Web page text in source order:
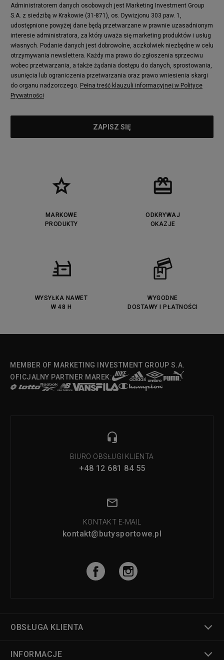
Administratorem danych osobowych jest Marketing Investment Group
S.A. z siedzibą w Krakowie (31-871), os. Dywizjonu 303 paw. 1,
udostępnione powyżej dane będą przetwarzane w prawnie uzasadnionym
interesie administratora, za który uważa się marketing produktów i usług
własnych. Podanie danych jest dobrowolne, aczkolwiek niezbędne w celu
otrzymywania newslettera. Każdy ma prawo do zgłoszenia sprzeciwu
wobec przetwarzania, a także żądania dostępu do danych, sprostowania,
usunięcia lub ograniczenia przetwarzania oraz prawo wniesienia skargi
do organu nadzorczego. Pełna treść klauzuli informacyjnej w Polityce
Prywatności
MARKOWE
PRODUKTY
ODKRYWAJ
OKAZJE
WYSYŁKA NAWET
W 48 H
WYGODNE
DOSTAWY I PŁATNOŚCI
MEMBER OF MARKETING INVESTMENT GROUP S.A.
OFICJALNY PARTNER MAREK:
BIURO OBSŁUGI KLIENTA
+48 12 681 84 55
KONTAKT E-MAIL
kontakt@butysportowe.pl
OBSŁUGA KLIENTA
INFORMACJE